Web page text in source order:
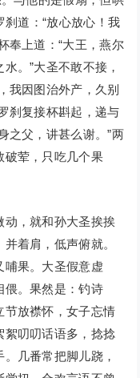
刹道：“放心放心！我
奉上道：“大王，燕尔
。”大圣不敢不接，
我因图治外产，久别
刹复接杯斟起，递与
之父，讲甚么谢。”两
破荤，只吃几个果
，就和孙大圣挨挨
着肩，低声俯就。
哺果。大圣假意虚
偎。果然是：钓诗
节放襟怀，女子忘情
絮叨叨话语多，捻捻
几番常把脚儿跷，